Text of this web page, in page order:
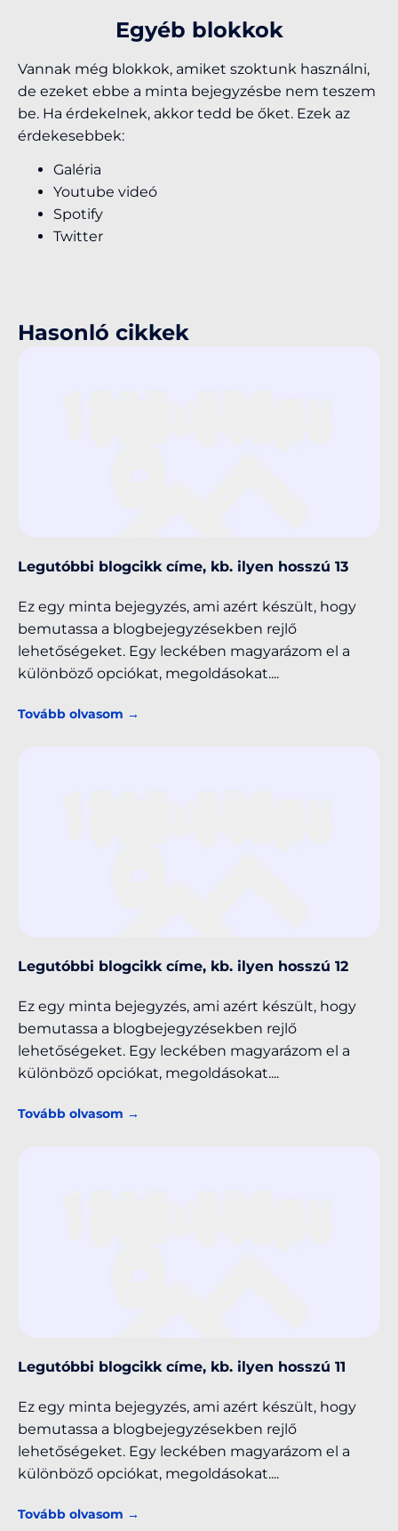
Egyéb blokkok
Vannak még blokkok, amiket szoktunk használni,
de ezeket ebbe a minta bejegyzésbe nem teszem
be. Ha érdekelnek, akkor tedd be őket. Ezek az
érdekesebbek:
Galéria
Youtube videó
Spotify
Twitter
Hasonló cikkek
Legutóbbi blogcikk címe, kb. ilyen hosszú 13
Ez egy minta bejegyzés, ami azért készült, hogy
bemutassa a blogbejegyzésekben rejlő
lehetőségeket. Egy leckében magyarázom el a
különböző opciókat, megoldásokat.
Tovább olvasom →
Legutóbbi blogcikk címe, kb. ilyen hosszú 12
Ez egy minta bejegyzés, ami azért készült, hogy
bemutassa a blogbejegyzésekben rejlő
lehetőségeket. Egy leckében magyarázom el a
különböző opciókat, megoldásokat.
Tovább olvasom →
Legutóbbi blogcikk címe, kb. ilyen hosszú 11
Ez egy minta bejegyzés, ami azért készült, hogy
bemutassa a blogbejegyzésekben rejlő
lehetőségeket. Egy leckében magyarázom el a
különböző opciókat, megoldásokat.
Tovább olvasom →